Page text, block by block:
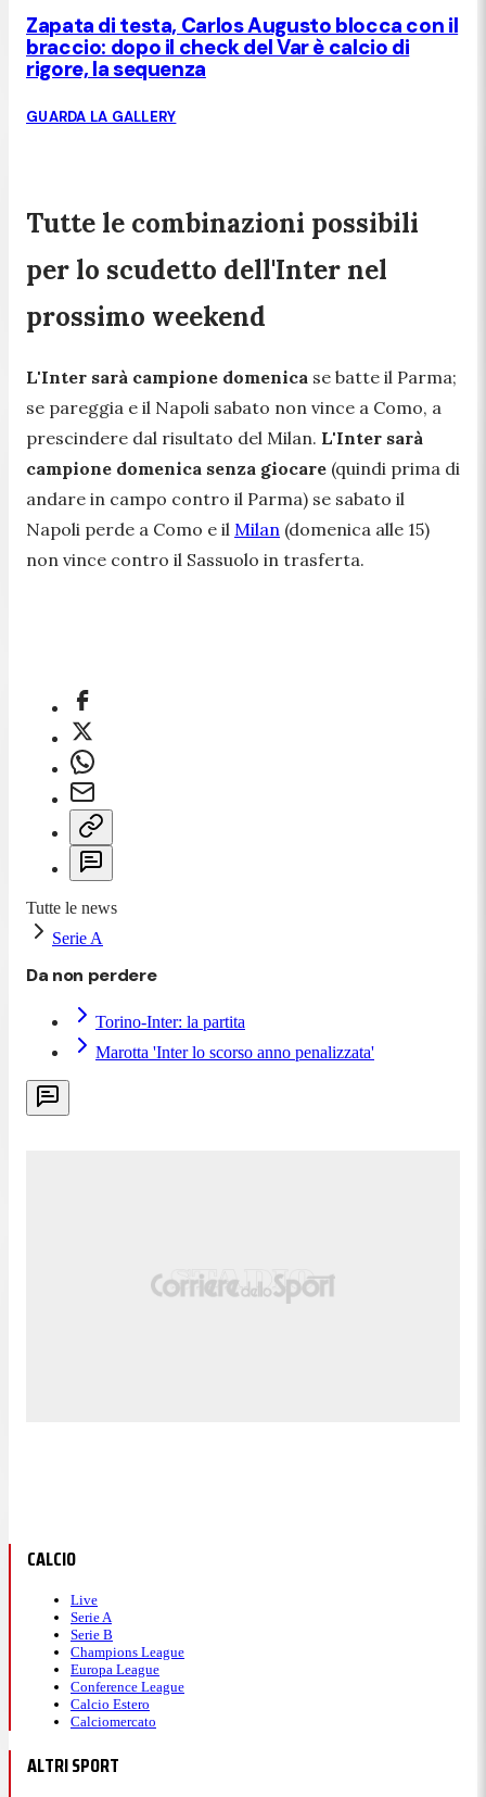
Zapata di testa, Carlos Augusto blocca con il
braccio: dopo il check del Var è calcio di
rigore, la sequenza
GUARDA LA GALLERY
Tutte le combinazioni possibili
per lo scudetto dell'Inter nel
prossimo weekend
L'Inter sarà campione domenica se batte il Parma;
se pareggia e il Napoli sabato non vince a Como, a
prescindere dal risultato del Milan. L'Inter sarà
campione domenica senza giocare (quindi prima di
andare in campo contro il Parma) se sabato il
Napoli perde a Como e il Milan (domenica alle 15)
non vince contro il Sassuolo in trasferta.
Tutte le news
Serie A
Da non perdere
Torino-Inter: la partita
Marotta 'Inter lo scorso anno penalizzata'
CALCIO
Live
Serie A
Serie B
Champions League
Europa League
Conference League
Calcio Estero
Calciomercato
ALTRI SPORT